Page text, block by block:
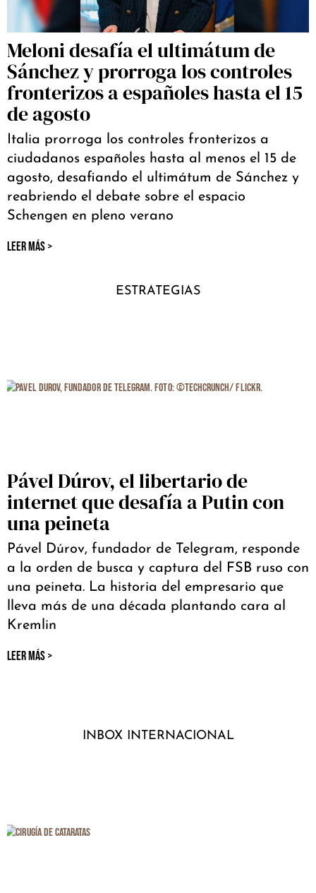
Meloni desafía el ultimátum de
Sánchez y prorroga los controles
fronterizos a españoles hasta el 15
de agosto
Italia prorroga los controles fronterizos a
ciudadanos españoles hasta al menos el 15 de
agosto, desafiando el ultimátum de Sánchez y
reabriendo el debate sobre el espacio
Schengen en pleno verano
LEER MÁS >
ESTRATEGIAS
Pável Dúrov, el libertario de
internet que desafía a Putin con
una peineta
Pável Dúrov, fundador de Telegram, responde
a la orden de busca y captura del FSB ruso con
una peineta. La historia del empresario que
lleva más de una década plantando cara al
Kremlin
LEER MÁS >
INBOX INTERNACIONAL